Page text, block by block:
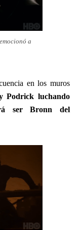
a
en los muros
Podrick luchando
ser Bronn del